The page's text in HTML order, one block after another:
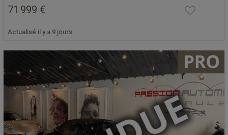
71 999 €
Actualisé il y a 9 jours